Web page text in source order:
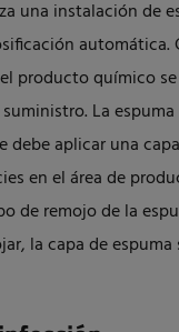
una instalación de
automática.
producto químico
La
debe aplicar una
en el área de
de remojo de la
la capa de espuma